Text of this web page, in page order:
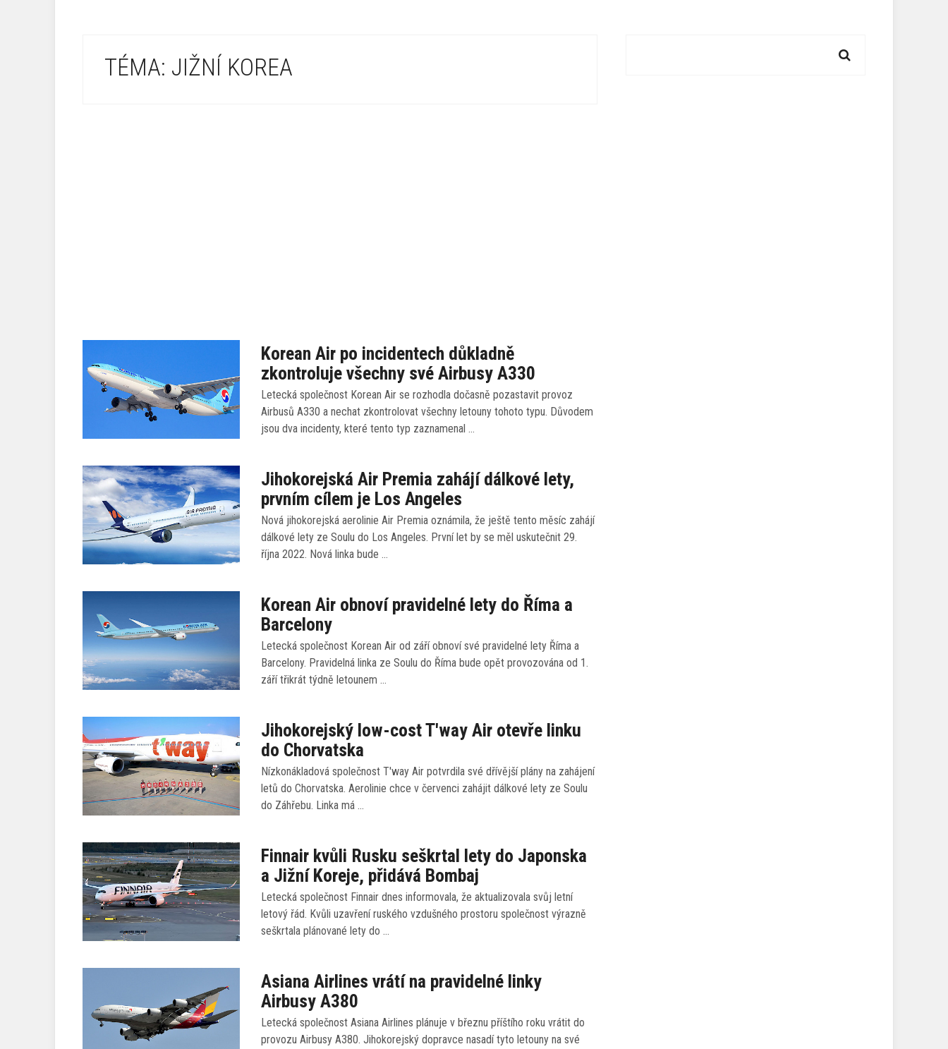
TÉMA: JIŽNÍ KOREA
Korean Air po incidentech důkladně
zkontroluje všechny své Airbusy A330
Letecká společnost Korean Air se rozhodla dočasně pozastavit provoz
Airbusů A330 a nechat zkontrolovat všechny letouny tohoto typu. Důvodem
jsou dva incidenty, které tento typ zaznamenal …
Jihokorejská Air Premia zahájí dálkové lety,
prvním cílem je Los Angeles
Nová jihokorejská aerolinie Air Premia oznámila, že ještě tento měsíc zahájí
dálkové lety ze Soulu do Los Angeles. První let by se měl uskutečnit 29.
října 2022. Nová linka bude …
Korean Air obnoví pravidelné lety do Říma a
Barcelony
Letecká společnost Korean Air od září obnoví své pravidelné lety Říma a
Barcelony. Pravidelná linka ze Soulu do Říma bude opět provozována od 1.
září třikrát týdně letounem …
Jihokorejský low-cost T′way Air otevře linku
do Chorvatska
Nízkonákladová společnost T′way Air potvrdila své dřívější plány na zahájení
letů do Chorvatska. Aerolinie chce v červenci zahájit dálkové lety ze Soulu
do Záhřebu. Linka má …
Finnair kvůli Rusku seškrtal lety do Japonska
a Jižní Koreje, přidává Bombaj
Letecká společnost Finnair dnes informovala, že aktualizovala svůj letní
letový řád. Kvůli uzavření ruského vzdušného prostoru společnost výrazně
seškrtala plánované lety do …
Asiana Airlines vrátí na pravidelné linky
Airbusy A380
Letecká společnost Asiana Airlines plánuje v březnu příštího roku vrátit do
provozu Airbusy A380. Jihokorejský dopravce nasadí tyto letouny na své